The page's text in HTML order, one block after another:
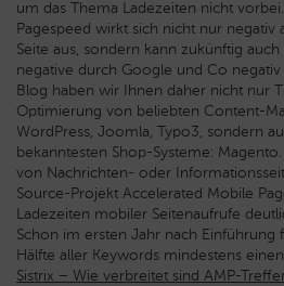
um das Thema Ladezeiten nicht
Pagespeed wirkt sich nicht nur negativ
Seite aus, sondern kann zukünftig
negative durch Google und Co
Blog haben wir Ihnen daher nicht nur
Optimierung von beliebten Content-
WordPress, Joomla, Typo3, sondern
bekanntesten Shop-Systeme:
von Nachrichten- oder
Source-Projekt Accelerated Mobile
Ladezeiten mobiler Seitenaufrufe
Schon im ersten Jahr nach Einführung
Hälfte aller Keywords mindestens
Sistrix – Wie verbreitet sind AMP-